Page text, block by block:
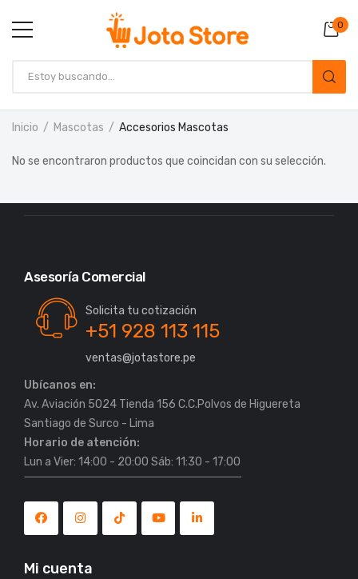
0
Inicio Mascotas Accesorios Mascotas
No se encontraron productos que coincidan con su selección.
Asesoría Comercial
Solicita tu cotización
+51 928 113 115
ventas@jotastore.pe
Ubícanos en:
Av. Aviación 5024 Tienda 156 C.C.Polvos de Higuereta
Horario de atención:
Lun a Vier: 14:00 - 20:00 Sáb: 11:30 - 17:00
Mi cuenta